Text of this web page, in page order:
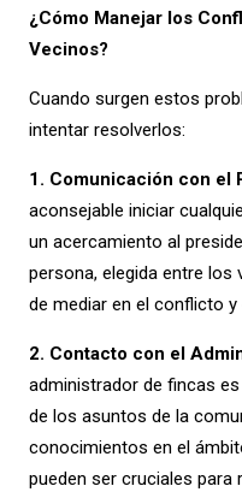
¿Cómo Manejar los
Vecinos?
Cuando surgen estos
intentar resolverlos:
1. Comunicación con el
aconsejable iniciar
un acercamiento al
persona, elegida entre los
de mediar en el conflicto
2. Contacto con el
administrador de fincas
de los asuntos de la
conocimientos en el
pueden ser cruciales